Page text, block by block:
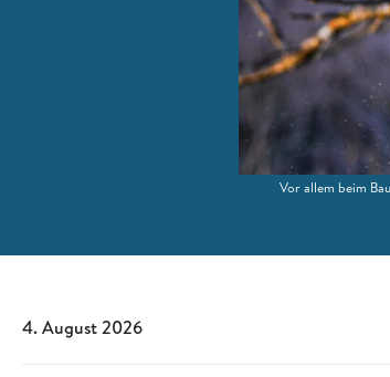
Vor allem beim
4. August 2026